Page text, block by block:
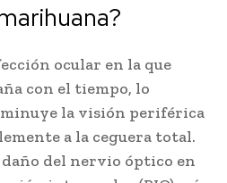
ocular en la que
con el tiempo, lo
la visión periférica
a la ceguera total.
daño del nervio óptico en